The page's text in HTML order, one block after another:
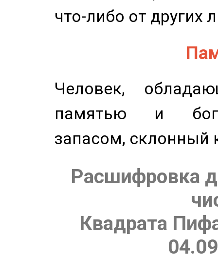
что-либо от других
Человек,
памятью и
запасом, склонный
Расшифровка
Квадрата